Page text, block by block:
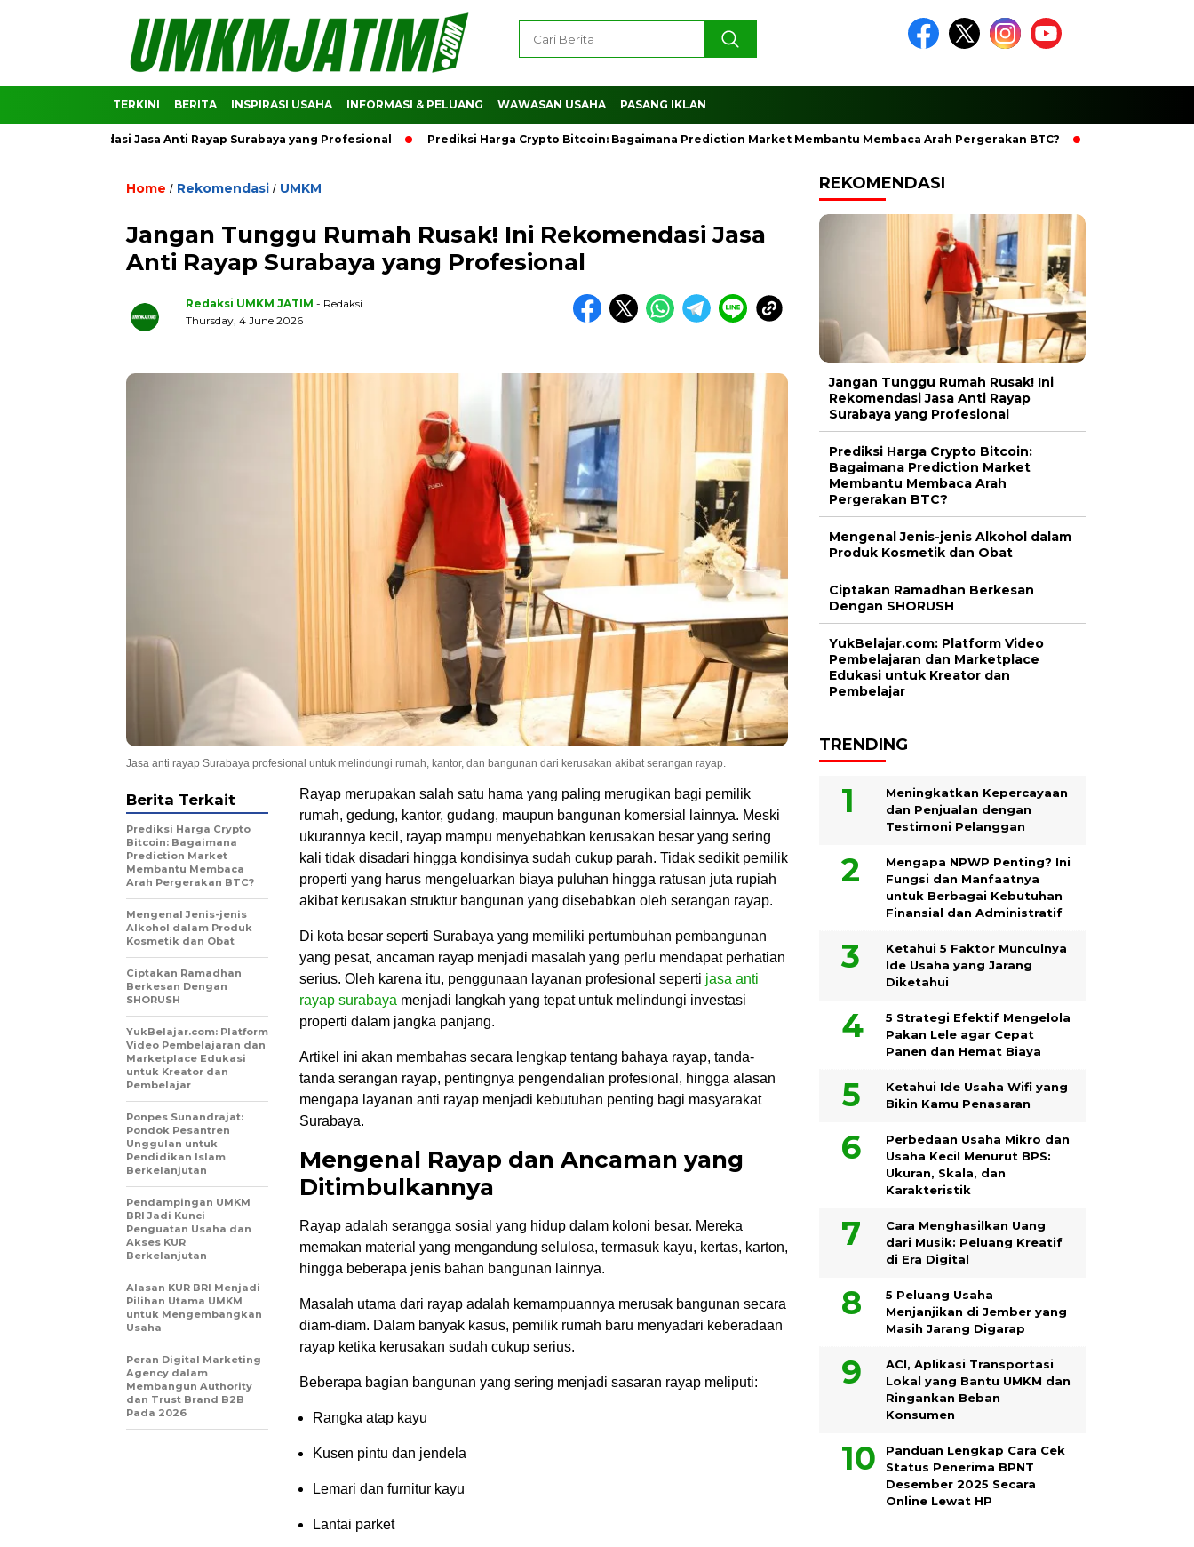
TERKINI BERITA INSPIRASI USAHA INFORMASI & PELUANG WAWASAN USAHA PASANG IKLAN
Jasa Anti Rayap Surabaya yang Profesional Prediksi Harga Crypto Bitcoin: Bagaimana Prediction Market Membantu Membaca Arah Pergerakan BTC? Ciptakan Ramadhan
Home / Rekomendasi / UMKM
Jangan Tunggu Rumah Rusak! Ini Rekomendasi Jasa
Anti Rayap Surabaya yang Profesional
Redaksi UMKM JATIM - Redaksi
Thursday, 4 June 2026
Jasa anti rayap Surabaya profesional untuk melindungi rumah, kantor, dan bangunan dari kerusakan akibat serangan rayap.
Rayap merupakan salah satu hama yang paling merugikan bagi pemilik
rumah, gedung, kantor, gudang, maupun bangunan komersial lainnya. Meski
ukurannya kecil, rayap mampu menyebabkan kerusakan besar yang sering
kali tidak disadari hingga kondisinya sudah cukup parah. Tidak sedikit pemilik
properti yang harus mengeluarkan biaya puluhan hingga ratusan juta rupiah
akibat kerusakan struktur bangunan yang disebabkan oleh serangan rayap.
Di kota besar seperti Surabaya yang memiliki pertumbuhan pembangunan
yang pesat, ancaman rayap menjadi masalah yang perlu mendapat perhatian
serius. Oleh karena itu, penggunaan layanan profesional seperti jasa anti
rayap surabaya menjadi langkah yang tepat untuk melindungi investasi
properti dalam jangka panjang.
Artikel ini akan membahas secara lengkap tentang bahaya rayap, tanda-
tanda serangan rayap, pentingnya pengendalian profesional, hingga alasan
mengapa layanan anti rayap menjadi kebutuhan penting bagi masyarakat
Surabaya.
Mengenal Rayap dan Ancaman yang
Ditimbulkannya
Rayap adalah serangga sosial yang hidup dalam koloni besar. Mereka
memakan material yang mengandung selulosa, termasuk kayu, kertas, karton,
hingga beberapa jenis bahan bangunan lainnya.
Masalah utama dari rayap adalah kemampuannya merusak bangunan secara
diam-diam. Dalam banyak kasus, pemilik rumah baru menyadari keberadaan
rayap ketika kerusakan sudah cukup serius.
Beberapa bagian bangunan yang sering menjadi sasaran rayap meliputi:
Rangka atap kayu
Kusen pintu dan jendela
Lemari dan furnitur kayu
Lantai parket
Berita Terkait
Prediksi Harga Crypto
Bitcoin: Bagaimana
Prediction Market
Membantu Membaca
Arah Pergerakan BTC?
Mengenal Jenis-jenis
Alkohol dalam Produk
Kosmetik dan Obat
Ciptakan Ramadhan
Berkesan Dengan
SHORUSH
YukBelajar.com: Platform
Video Pembelajaran dan
Marketplace Edukasi
untuk Kreator dan
Pembelajar
Ponpes Sunandrajat:
Pondok Pesantren
Unggulan untuk
Pendidikan Islam
Berkelanjutan
Pendampingan UMKM
BRI Jadi Kunci
Penguatan Usaha dan
Akses KUR
Berkelanjutan
Alasan KUR BRI Menjadi
Pilihan Utama UMKM
untuk Mengembangkan
Usaha
Peran Digital Marketing
Agency dalam
Membangun Authority
dan Trust Brand B2B
Pada 2026
REKOMENDASI
Jangan Tunggu Rumah Rusak! Ini
Rekomendasi Jasa Anti Rayap
Surabaya yang Profesional
Prediksi Harga Crypto Bitcoin:
Bagaimana Prediction Market
Membantu Membaca Arah
Pergerakan BTC?
Mengenal Jenis-jenis Alkohol dalam
Produk Kosmetik dan Obat
Ciptakan Ramadhan Berkesan
Dengan SHORUSH
YukBelajar.com: Platform Video
Pembelajaran dan Marketplace
Edukasi untuk Kreator dan
Pembelajar
TRENDING
Meningkatkan Kepercayaan
dan Penjualan dengan
Testimoni Pelanggan
Mengapa NPWP Penting? Ini
Fungsi dan Manfaatnya
untuk Berbagai Kebutuhan
Finansial dan Administratif
Ketahui 5 Faktor Munculnya
Ide Usaha yang Jarang
Diketahui
5 Strategi Efektif Mengelola
Pakan Lele agar Cepat
Panen dan Hemat Biaya
Ketahui Ide Usaha Wifi yang
Bikin Kamu Penasaran
Perbedaan Usaha Mikro dan
Usaha Kecil Menurut BPS:
Ukuran, Skala, dan
Karakteristik
Cara Menghasilkan Uang
dari Musik: Peluang Kreatif
di Era Digital
5 Peluang Usaha
Menjanjikan di Jember yang
Masih Jarang Digarap
ACI, Aplikasi Transportasi
Lokal yang Bantu UMKM dan
Ringankan Beban
Konsumen
Panduan Lengkap Cara Cek
Status Penerima BPNT
Desember 2025 Secara
Online Lewat HP